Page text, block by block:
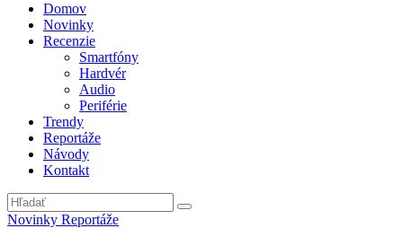
Domov
Novinky
Recenzie
Smartfóny
Hardvér
Audio
Periférie
Trendy
Reportáže
Návody
Kontakt
Novinky Reportáže